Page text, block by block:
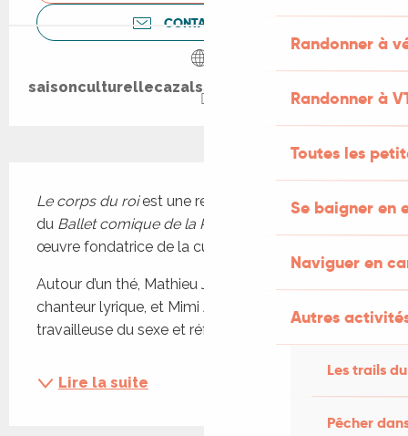
Randonner à
Randonner à
Toutes les
Se baigner en
Naviguer en
Autres
Les trails
Pêcher
CONTACTEZ-NOUS
saisonculturellecazalssalviac.wordpress.com
Le corps du roi est une relecture queer (et drôle !)
du Ballet comique de la Reine
œuvre fondatrice de la culture lyrique française.
Autour d’un thé, Mathieu Jedrazak, performer et
chanteur lyrique, et Mimi Aun Neko, performeuse,
travailleuse du sexe et réfugiée politique...
Lire la suite